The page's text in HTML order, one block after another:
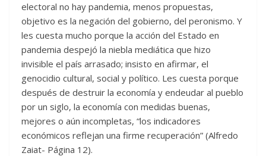
electoral no hay pandemia, menos propuestas,
objetivo es la negación del gobierno, del peronismo. Y
les cuesta mucho porque la acción del Estado en
pandemia despejó la niebla mediática que hizo
invisible el país arrasado; insisto en afirmar, el
genocidio cultural, social y político. Les cuesta porque
después de destruir la economía y endeudar al pueblo
por un siglo, la economía con medidas buenas,
mejores o aún incompletas, “los indicadores
económicos reflejan una firme recuperación” (Alfredo
Zaiat- Página 12).